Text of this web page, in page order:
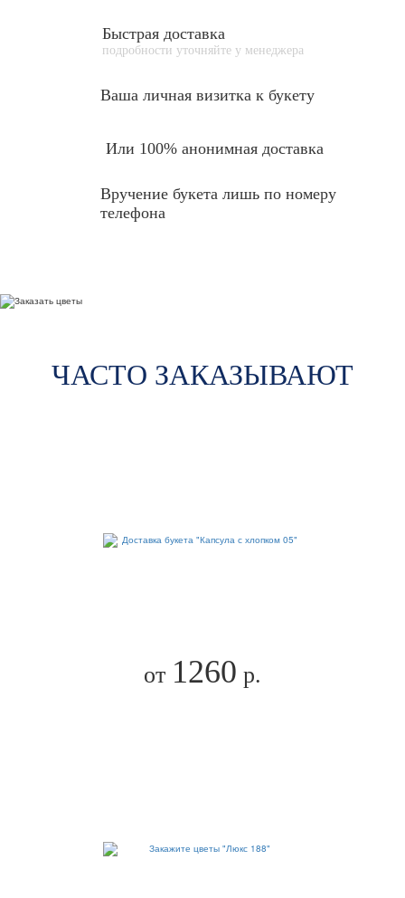
Быстрая доставка
подробности уточняйте у менеджера
Ваша личная визитка к букету
Или 100% анонимная доставка
Вручение букета лишь по номеру
телефона
ЧАСТО ЗАКАЗЫВАЮТ
от 1260 р.